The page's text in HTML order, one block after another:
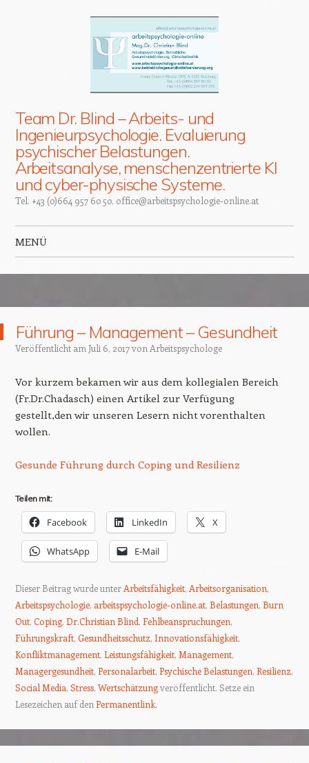
Team Dr. Blind – Arbeits- und
Ingenieurpsychologie. Evaluierung
psychischer Belastungen.
Arbeitsanalyse, menschenzentrierte KI
und cyber-physische Systeme.
Tel. +43 (0)664 957 60 50, office@arbeitspsychologie-online.at
MENÜ
Führung – Management – Gesundheit
Veröffentlicht am Juli 6, 2017von Arbeitspsychologe
Vor kurzem bekamen wir aus dem kollegialen Bereich
(Fr.Dr.Chadasch) einen Artikel zur Verfügung
gestellt,den wir unseren Lesern nicht vorenthalten
wollen.
Gesunde Führung durch Coping und Resilienz
Teilen mit:
Facebook LinkedIn X
WhatsApp E-Mail
Dieser Beitrag wurde unter Arbeitsfähigkeit, Arbeitsorganisation,
Arbeitspsychologie, arbeitspsychologie-online.at, Belastungen, Burn
Out, Coping, Dr.Christian Blind, Fehlbeanspruchungen,
Führungskraft, Gesundheitsschutz, Innovationsfähigkeit,
Konfliktmanagement, Leistungsfähigkeit, Management,
Managergesundheit, Personalarbeit, Psychische Belastungen, Resilienz,
Social Media, Stress, Wertschätzungveröffentlicht. Setze ein
Lesezeichen auf den Permanentlink.